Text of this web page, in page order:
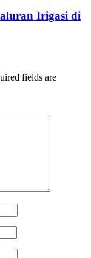
Irigasi di
fields are